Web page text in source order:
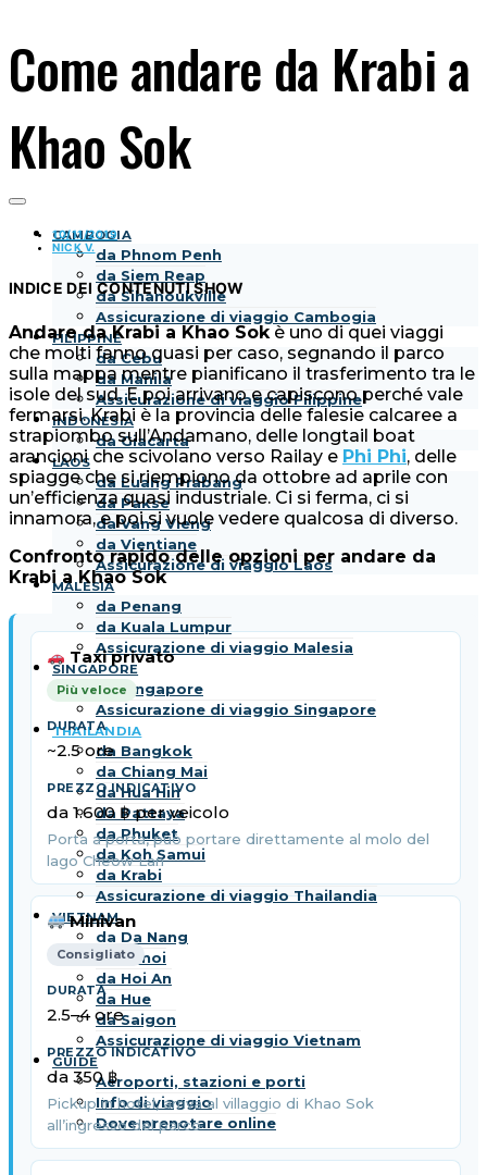
CAMBOGIA
da Phnom Penh
da Siem Reap
da Sihanoukville
Assicurazione di viaggio Cambogia
FILIPPINE
da Cebu
da Manila
Assicurazione di viaggio Filippine
INDONESIA
da Giacarta
LAOS
da Luang Prabang
da Pakse
da Vang Vieng
da Vientiane
Assicurazione di viaggio Laos
MALESIA
da Penang
da Kuala Lumpur
Assicurazione di viaggio Malesia
SINGAPORE
da Singapore
Assicurazione di viaggio Singapore
THAILANDIA
da Bangkok
da Chiang Mai
da Hua Hin
da Pattaya
da Phuket
da Koh Samui
da Krabi
Assicurazione di viaggio Thailandia
VIETNAM
da Da Nang
da Hanoi
da Hoi An
da Hue
da Saigon
Assicurazione di viaggio Vietnam
GUIDE
Aeroporti, stazioni e porti
Info di viaggio
Dove prenotare online
Come andare da Krabi a
Khao Sok
10/11/2019
NICK V.
INDICE DEI CONTENUTISHOW
Andare da Krabi a Khao Sokè uno di quei viaggi
che molti fanno quasi per caso, segnando il parco
sulla mappa mentre pianificano il trasferimento tra le
isole del sud. E poi arrivano e capiscono perché vale
fermarsi. Krabi è la provincia delle falesie calcaree a
strapiombo sull’Andamano, delle longtail boat
arancioni che scivolano verso Railay e Phi Phi, delle
spiagge che si riempiono da ottobre ad aprile con
un’efficienza quasi industriale. Ci si ferma, ci si
innamora, e poi si vuole vedere qualcosa di diverso.
Confronto rapido delle opzioni per andare da
Krabi a Khao Sok
Taxi privato
Più veloce
~2.5 ore
da 1.600 ฿ per veicolo
Porta a porta, può portare direttamente al molo del
lago Cheow Lan
Minivan
Consigliato
2.5–4 ore
da 350 ฿
Pickup in hotel, arriva al villaggio di Khao Sok
all’ingresso del parco